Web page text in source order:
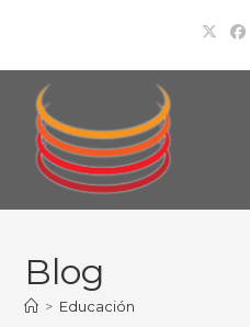
contenido
Blog
> Educación